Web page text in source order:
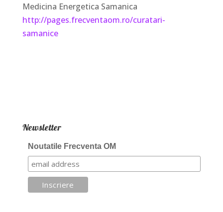
Medicina Energetica Samanica
http://pages.frecventaom.ro/curatari-
samanice
Newsletter
Noutatile Frecventa OM